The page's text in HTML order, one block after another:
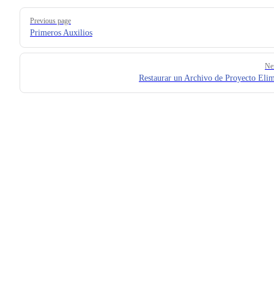
Pager
Previous page
Primeros Auxilios
Restaurar un Archivo de Proyecto